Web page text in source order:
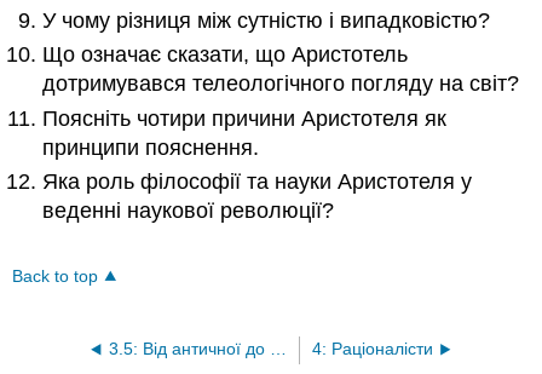
У чому різниця між сутністю і випадковістю?
Що означає сказати, що Аристотель
дотримувався телеологічного погляду на світ?
Поясніть чотири причини Аристотеля як
принципи пояснення.
Яка роль філософії та науки Аристотеля у
веденні наукової революції?
Back to top
3.5: Від античної до сучасної філософії 4: Раціоналісти